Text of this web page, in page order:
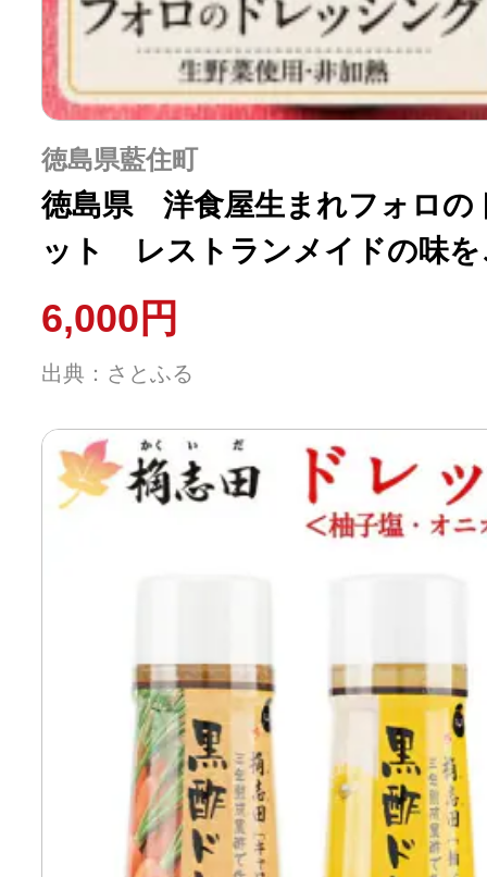
徳島県藍住町
徳島県 洋食屋生まれフォロ
ット レストランメイドの味を
6,000円
出典：さとふる